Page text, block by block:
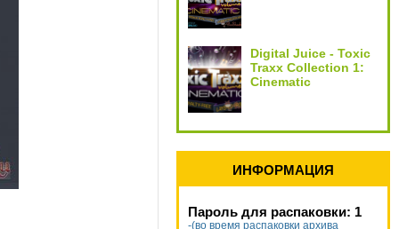
Digital Juice - Toxic
Traxx Collection 1:
Cinematic
ИНФОРМАЦИЯ
Пароль для распаковки: 1
-(во время распаковки архива